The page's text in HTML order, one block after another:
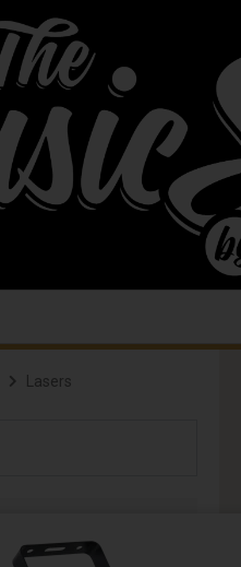
Lasers